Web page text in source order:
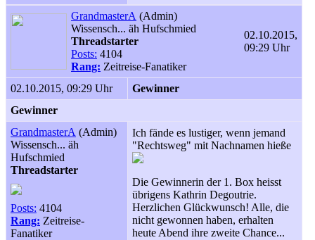
GrandmasterA (Admin)
Wissensch... äh Hufschmied
Threadstarter
Posts: 4104
Rang: Zeitreise-Fanatiker
02.10.2015,
09:29 Uhr
02.10.2015, 09:29 Uhr
Gewinner
Gewinner
GrandmasterA (Admin)
Wissensch... äh
Hufschmied
Threadstarter
Posts: 4104
Rang: Zeitreise-
Fanatiker
Ich fände es lustiger, wenn jemand
"Rechtsweg" mit Nachnamen hieße
Die Gewinnerin der 1. Box heisst
übrigens Kathrin Degoutrie.
Herzlichen Glückwunsch! Alle, die
nicht gewonnen haben, erhalten
heute Abend ihre zweite Chance...